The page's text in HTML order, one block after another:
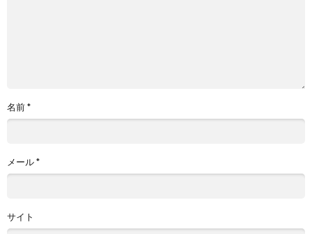
名前*
メール*
サイト